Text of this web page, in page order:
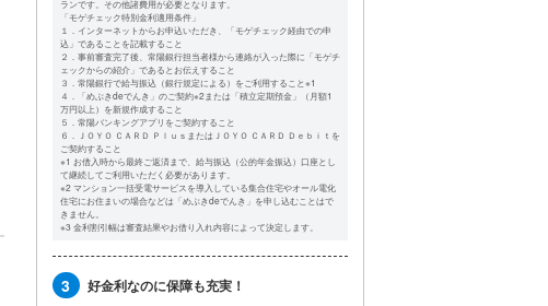
ランです。その他諸費用が必要となります。
「モゲチェック特別金利適用条件」
１．インターネットからお申込いただき、「モゲチェック経由での申
込」であることを記載すること
２．事前審査完了後、常陽銀行担当者様から連絡が入った際に「モゲチ
ェックからの紹介」であるとお伝えすること
３．常陽銀行で給与振込（銀行規定による）をご利用すること※1
４．「めぶきdeでんき」のご契約※2または「積立定期預金」（月額1
万円以上）を新規作成すること
５．常陽バンキングアプリをご契約すること
６．ＪＯＹＯ ＣＡＲＤ ＰｌｕｓまたはＪＯＹＯ ＣＡＲＤ Ｄｅｂｉｔを
ご契約すること
※1 お借入時から最終ご返済まで、給与振込（公的年金振込）口座とし
て継続してご利用いただく必要があります。
※2 マンション一括受電サービスを導入している集合住宅やオール電化
住宅にお住まいの場合などは「めぶきdeでんき」を申し込むことはで
きません。
※3 金利割引幅は審査結果やお借り入れ内容によって決定します。
3 好金利なのに保障も充実！